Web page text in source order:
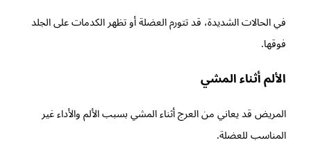
في الحالات الشديدة، قد تتورم العضلة أو تظهر الكدمات على الجلد
فوقها.
الألم أثناء المشي
المريض قد يعاني من العرج أثناء المشي بسبب الألم والأداء غير
المناسب للعضلة.